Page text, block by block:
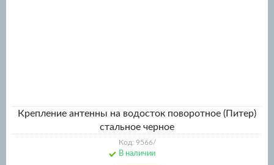
Крепление антенны на водосток поворотное (Питер)
стальное черное
Код: 9566/
В наличии